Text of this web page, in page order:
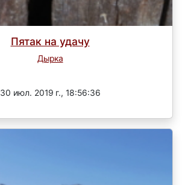
Пятак на удачу
Дырка
30 июл. 2019 г., 18:56:36